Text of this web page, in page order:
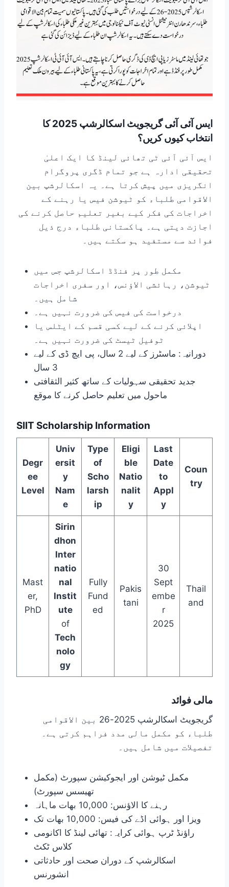
ایس آئی آئی گریجویٹ اسکالرشپ 2025 کا
انتخاب کیوں کریں؟
ایس آئی آئی ٹی تھائی لینڈ کا ایک اعلیٰ
تحقیقی ادارہ ہے جو تمام ڈگری پروگرام
انگریزی میں پیش کرتا ہے۔ یہ اسکالرشپ بین
الاقوامی طلباء کو ٹیوشن فیس یا رہنے کے
اخراجات کی فکر کیے بغیر تعلیم حاصل کرنے کی
اجازت دیتی ہے۔ پاکستانی طلباء درج ذیل
فوائد سے مستفید ہو سکتے ہیں۔
مکمل طور پر فنڈڈ اسکالرشپ جس میں
ٹیوشن، رہائشی الاؤنس، اور سفری اخراجات
شامل ہیں۔
درخواست کی فیس کی ضرورت نہیں ہے۔
اپلائی کرنے کے لیے کسی قسم کے ایٹلس یا
ٹوفیل ٹیسٹ کی ضرورت نہیں ہے۔
دورانیہ: ماسٹرز کے لیے 2 سال، پی ایچ ڈی کے لیے
3 سال
جدید تحقیقی سہولیات کے ساتھ کثیر الثقافتی
ماحول میں تعلیم حاصل کرنے کا موقع
SIIT Scholarship Information
Degr
ee
Level
Univ
ersit
y
Nam
e
Type
of
Scho
larsh
ip
Eligi
ble
Natio
nalit
y
Last
Date
to
Appl
y
Coun
try
Mast
er,
PhD
Sirin
dhon
Inter
natio
nal
Instit
ute
of
Tech
nolo
gy
Fully
Fund
ed
Pakis
tani
30
Sept
embe
r
2025
Thail
and
مالی فوائد
گریجویٹ اسکالرشپ 2025-26 بین الاقوامی
طلباء کو مکمل مالی مدد فراہم کرتی ہے۔
تفصیلات میں شامل ہیں۔
مکمل ٹیوشن اور ایجوکیشن سپورٹ (مکمل
تھیسس سپورٹ)
رہنے کا الاؤنس: 10,000 بھات ماہانہ
ویزا اور ہوائی اڈے کی فیس: 10,000 بھات تک
راؤنڈ ٹرپ ہوائی کرایہ: تھائی لینڈ کا اکانومی
کلاس ٹکٹ
اسکالرشپ کے دوران صحت اور حادثاتی
انشورنس